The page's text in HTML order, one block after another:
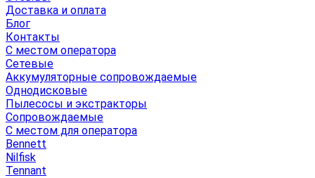
Доставка и оплата
Блог
Контакты
С местом оператора
Сетевые
Аккумуляторные сопровождаемые
Однодисковые
Пылесосы и экстракторы
Сопровождаемые
С местом для оператора
Bennett
Nilfisk
Tennant